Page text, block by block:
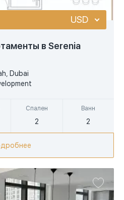
в Serenia
Dubai
Спален
2
Ванн
2
USD
USD